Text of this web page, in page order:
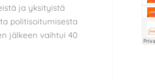
ja yksityistä
politisoitumisesta
jälkeen vaihtui 40